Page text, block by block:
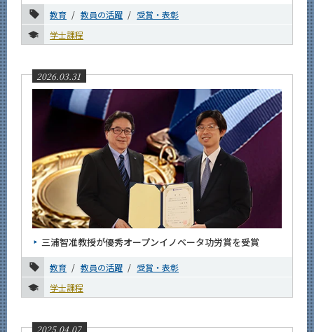
教育 教員の活躍
受賞・表彰
学士課程
2026.03.31
三浦智准教授が優秀オープンイノベータ功労賞を受賞
教育 教員の活躍
受賞・表彰
学士課程
2025.04.07
カテゴリ別
教育
社会連携
国際交流
教員の活躍
受賞・表彰
イベント報告
お知らせ
課程別
月別
イベントカレンダー